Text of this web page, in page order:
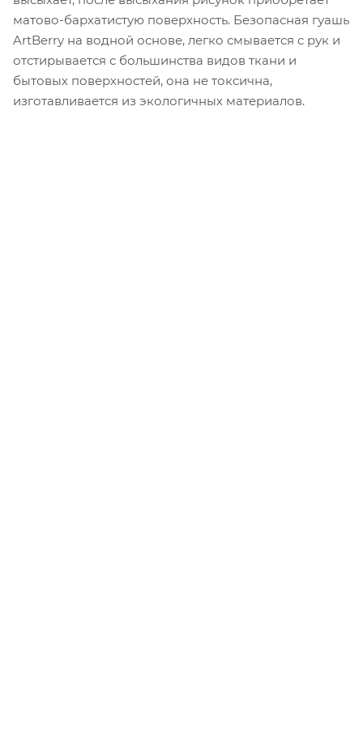
матово-бархатистую поверхность. Безопасная гуашь
ArtBerry на водной основе, легко смывается с рук и
отстирывается с большинства видов ткани и
бытовых поверхностей, она не токсична,
изготавливается из экологичных материалов.